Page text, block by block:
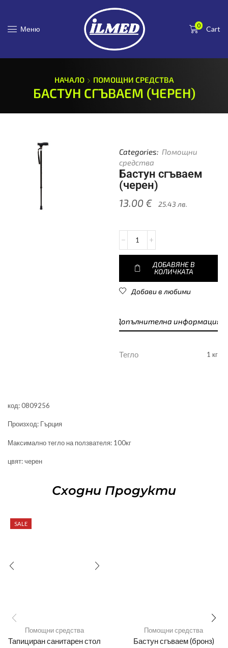
Меню 0 Cart
НАЧАЛО ПОМОЩНИ СРЕДСТВА
БАСТУН СГЪВАЕМ (ЧЕРЕН)
Categories: Помощни
средства
Бастун сгъваем
(черен)
13.00 € 25.43 лв.
ДОБАВЯНЕ В
КОЛИЧКАТА
Добави в любими
Допълнителна информация
Тегло 1 кг
код: 0809256
Произход: Гърция
Максимално тегло на ползвателя: 100кг
цвят: черен
Сходни Продукти
SALE
Помощни средства
Тапициран санитарен стол
Помощни средства
Бастун сгъваем (бронз)